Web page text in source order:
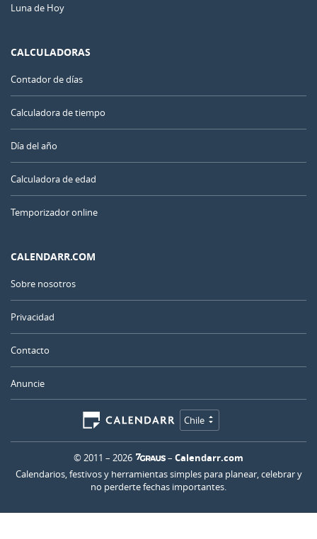
Luna de Hoy
CALCULADORAS
Contador de días
Calculadora de tiempo
Día del año
Calculadora de edad
Temporizador online
CALENDARR.COM
Sobre nosotros
Privacidad
Contacto
Anuncie
Chile
© 2011 – 2026 – Calendarr.com
Calendarios, festivos y herramientas simples para planear, celebrar y
no perderte fechas importantes.